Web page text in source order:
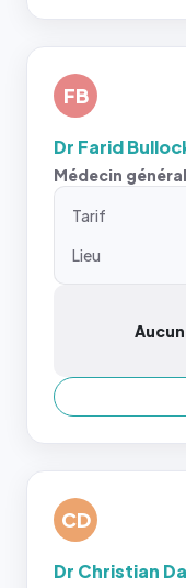
FB
Dr Farid
Médecin
Tarif
Lieu
CD
Dr Christian